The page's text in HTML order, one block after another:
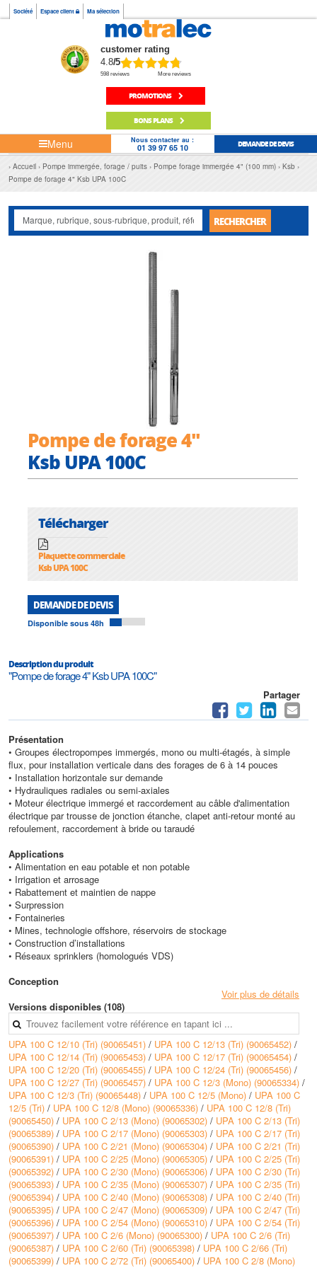
Société Espace client Ma sélection
customer rating
4.8/5
598 reviews More reviews
PROMOTIONS
BONS PLANS
Menu Nous contacter au :
01 39 97 65 10 DEMANDE DE DEVIS
Accueil Pompe immergée, forage / puits Pompe forage immergée 4" (100 mm)
Ksb
Pompe de forage 4" Ksb UPA 100C
RECHERCHER
Pompe de forage 4"
Ksb UPA 100C
Télécharger
Plaquette commerciale
Ksb UPA 100C
DEMANDE DE DEVIS
Disponible sous 48h
Description du produit
"Pompe de forage 4" Ksb UPA 100C"
Partager
Présentation
• Groupes électropompes immergés, mono ou multi-étagés, à simple
flux, pour installation verticale dans des forages de 6 à 14 pouces
• Installation horizontale sur demande
• Hydrauliques radiales ou semi-axiales
• Moteur électrique immergé et raccordement au câble d'alimentation
électrique par trousse de jonction étanche, clapet anti-retour monté au
refoulement, raccordement à bride ou taraudé
Applications
• Alimentation en eau potable et non potable
• Irrigation et arrosage
• Rabattement et maintien de nappe
• Surpression
• Fontaineries
• Mines, technologie offshore, réservoirs de stockage
• Construction d’installations
• Réseaux sprinklers (homologués VDS)
Conception
• Pompes centrifuges mono ou multicellulaires, construction en chemise
ou en segments. Hydrauliques radiales ou semi-axiales, à roues
rognables sur une partie du programme
• Assemblage des corps d’étage au moyen de tirants plats (pompes à
roues radiales) ou tirants filetés (pompes à roues semi-axiales). Corps
d’aspiration entre la pompe et le moteur équipé d’une crépine d’aspiration
protégeant la pompe contre les gros solides contenus dans le liquide
véhiculé
• Pompes avec clapet anti-retour ou tubulure de raccordement
• Tête de pompe réalisée au choix avec taraudage ou bride
• Les pompes sont particulièrement adaptées pour l’installation verticale
dans un forage profond et étroit
Caractéristiques techniques
• Température max du liquide véhiculé : +50°C
• Vitesse de rotation : 2900 1/min
• Tension d’alimentation max : 10000 V
• Hauteur max (HMT) : 400 m
• Débit max : 15 m3/h
Voir plus de détails
Versions disponibles (108)
UPA 100 C 12/10 (Tri) (90065451) / UPA 100 C 12/13 (Tri) (90065452) /
UPA 100 C 12/14 (Tri) (90065453) / UPA 100 C 12/17 (Tri) (90065454) /
UPA 100 C 12/20 (Tri) (90065455) / UPA 100 C 12/24 (Tri) (90065456) /
UPA 100 C 12/27 (Tri) (90065457) / UPA 100 C 12/3 (Mono) (90065334) /
UPA 100 C 12/3 (Tri) (90065448) / UPA 100 C 12/5 (Mono) / UPA 100 C
12/5 (Tri) / UPA 100 C 12/8 (Mono) (90065336) / UPA 100 C 12/8 (Tri)
(90065450) / UPA 100 C 2/13 (Mono) (90065302) / UPA 100 C 2/13 (Tri)
(90065389) / UPA 100 C 2/17 (Mono) (90065303) / UPA 100 C 2/17 (Tri)
(90065390) / UPA 100 C 2/21 (Mono) (90065304) / UPA 100 C 2/21 (Tri)
(90065391) / UPA 100 C 2/25 (Mono) (90065305) / UPA 100 C 2/25 (Tri)
(90065392) / UPA 100 C 2/30 (Mono) (90065306) / UPA 100 C 2/30 (Tri)
(90065393) / UPA 100 C 2/35 (Mono) (90065307) / UPA 100 C 2/35 (Tri)
(90065394) / UPA 100 C 2/40 (Mono) (90065308) / UPA 100 C 2/40 (Tri)
(90065395) / UPA 100 C 2/47 (Mono) (90065309) / UPA 100 C 2/47 (Tri)
(90065396) / UPA 100 C 2/54 (Mono) (90065310) / UPA 100 C 2/54 (Tri)
(90065397) / UPA 100 C 2/6 (Mono) (90065300) / UPA 100 C 2/6 (Tri)
(90065387) / UPA 100 C 2/60 (Tri) (90065398) / UPA 100 C 2/66 (Tri)
(90065399) / UPA 100 C 2/72 (Tri) (90065400) / UPA 100 C 2/8 (Mono)